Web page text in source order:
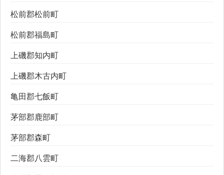
松前郡松前町
松前郡福島町
上磯郡知内町
上磯郡木古内町
亀田郡七飯町
茅部郡鹿部町
茅部郡森町
二海郡八雲町